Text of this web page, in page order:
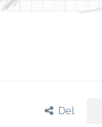
Del